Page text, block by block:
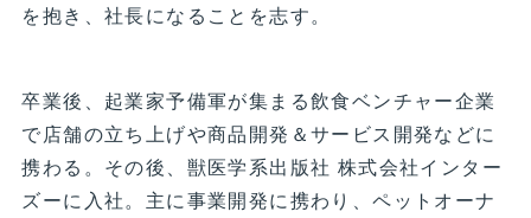
を抱き、社長になることを志す。
卒業後、起業家予備軍が集まる飲食ベンチャー企業
で店舗の立ち上げや商品開発＆サービス開発などに
携わる。その後、獣医学系出版社 株式会社インター
ズーに入社。主に事業開発に携わり、ペットオーナ